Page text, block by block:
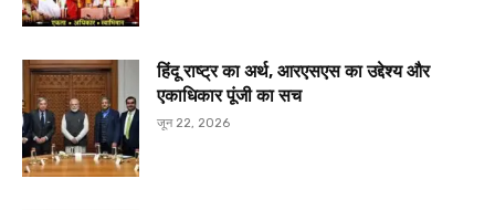
हिंदू राष्ट्र का अर्थ, आरएसएस का उद्देश्य और
एकाधिकार पूंजी का सच
जून 22, 2026